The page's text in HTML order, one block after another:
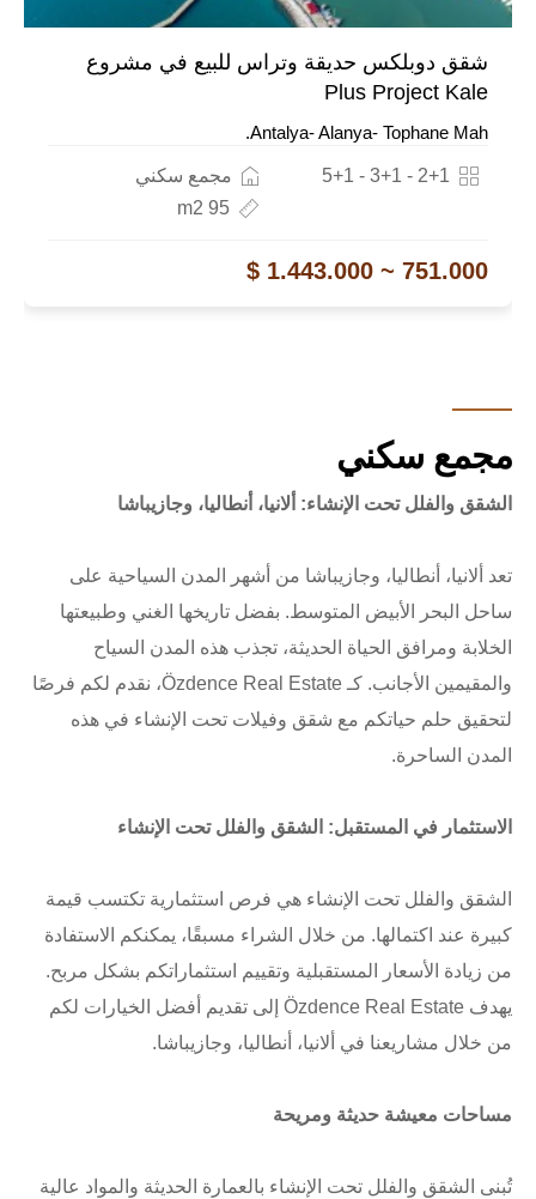
شقق دوبلكس حديقة وتراس للبيع في مشروع
Plus Project Kale
Antalya- Alanya- Tophane Mah.
مجمع سكني
2+1 - 3+1 - 5+1
95 m2
751.000 ~ 1.443.000 $
مجمع سكني
الشقق والفلل تحت الإنشاء: ألانيا، أنطاليا، وجازيباشا
تعد ألانيا، أنطاليا، وجازيباشا من أشهر المدن السياحية على
ساحل البحر الأبيض المتوسط. بفضل تاريخها الغني وطبيعتها
الخلابة ومرافق الحياة الحديثة، تجذب هذه المدن السياح
والمقيمين الأجانب. كـ Özdence Real Estate، نقدم لكم فرصًا
لتحقيق حلم حياتكم مع شقق وفيلات تحت الإنشاء في هذه
المدن الساحرة.
الاستثمار في المستقبل: الشقق والفلل تحت الإنشاء
الشقق والفلل تحت الإنشاء هي فرص استثمارية تكتسب قيمة
كبيرة عند اكتمالها. من خلال الشراء مسبقًا، يمكنكم الاستفادة
من زيادة الأسعار المستقبلية وتقييم استثماراتكم بشكل مربح.
يهدف Özdence Real Estate إلى تقديم أفضل الخيارات لكم
من خلال مشاريعنا في ألانيا، أنطاليا، وجازيباشا.
مساحات معيشة حديثة ومريحة
تُبنى الشقق والفلل تحت الإنشاء بالعمارة الحديثة والمواد عالية